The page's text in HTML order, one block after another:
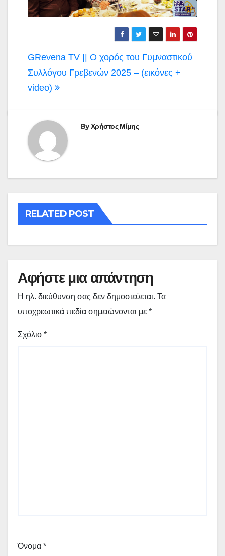
Πλοήγηση
άρθρων
GRevena TV || Ο χορός του Γυμναστικού
Συλλόγου Γρεβενών 2025 – (εικόνες +
video)
ByΧρήστος Μίμης
RELATED POST
Αφήστε μια απάντηση
Η ηλ. διεύθυνση σας δεν δημοσιεύεται. Τα
υποχρεωτικά πεδία σημειώνονται με *
Σχόλιο *
Όνομα *